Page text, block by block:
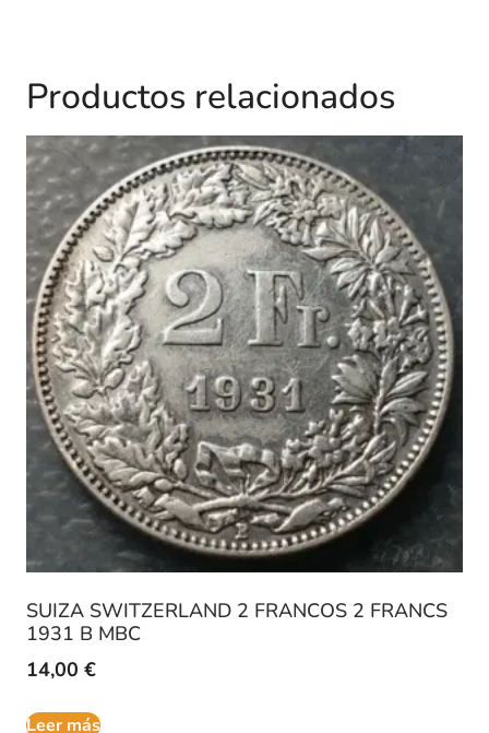
Productos relacionados
SUIZA SWITZERLAND 2 FRANCOS 2 FRANCS
1931 B MBC
14,00 €
Leer más